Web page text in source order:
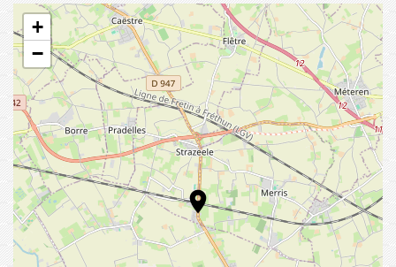
location_on
+
−